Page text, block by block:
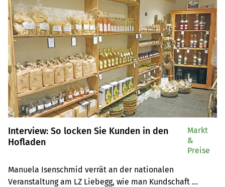
die aktuelle Erfolgskontrolle des Programms deutlich.
Interview: So locken Sie Kunden in den
Hofladen
Manuela Isenschmid verrät an der nationalen
Veranstaltung am LZ Liebegg, wie man Kundschaft
Markt
&
Preise